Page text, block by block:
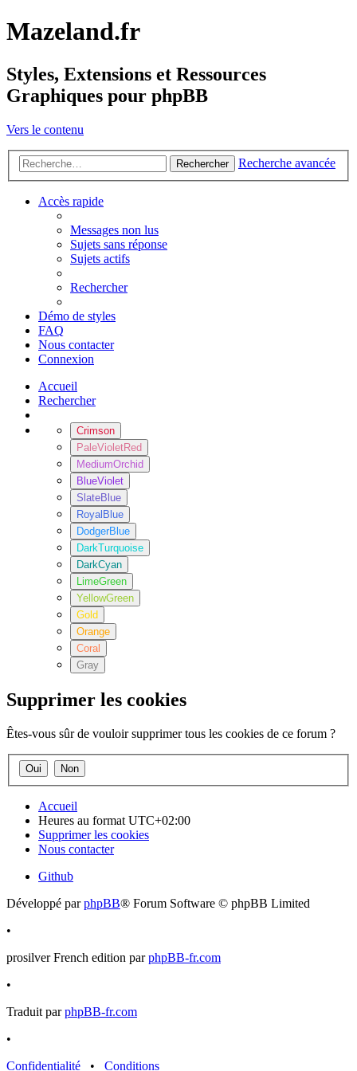
Mazeland.fr
Styles, Extensions et Ressources
Graphiques pour phpBB
Vers le contenu
Rechercher Recherche avancée
Accès rapide
Messages non lus
Sujets sans réponse
Sujets actifs
Rechercher
Démo de styles
FAQ
Nous contacter
Connexion
Accueil
Rechercher
Crimson
PaleVioletRed
MediumOrchid
BlueViolet
SlateBlue
RoyalBlue
DodgerBlue
DarkTurquoise
DarkCyan
LimeGreen
YellowGreen
Gold
Orange
Coral
Gray
Supprimer les cookies
Êtes-vous sûr de vouloir supprimer tous les cookies de ce forum ?
Accueil
Heures au format UTC+02:00
Supprimer les cookies
Nous contacter
Github
Développé parphpBB® Forum Software © phpBB Limited
•
prosilver French edition parphpBB-fr.com
•
Traduit parphpBB-fr.com
•
Confidentialité
• Conditions